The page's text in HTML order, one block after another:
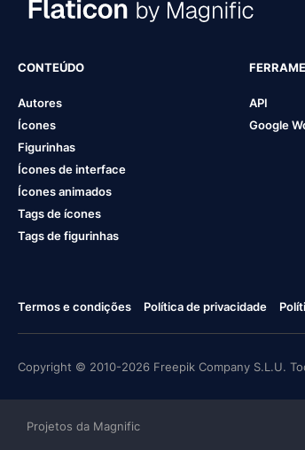
CONTEÚDO
Autores
Ícones
Figurinhas
Ícones de interface
Ícones animados
Tags de ícones
Tags de figurinhas
API
Google
Termos e condições Política de privacidade
Copyright © 2010-2026 Freepik Company S.L.U.
Projetos da Magnific